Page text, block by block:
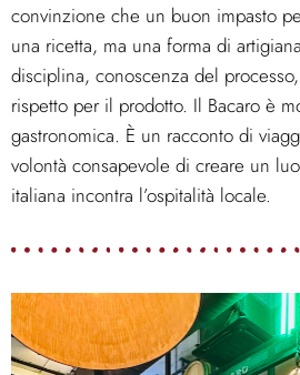
convinzione che un buon impasto
una ricetta, ma una forma di
disciplina, conoscenza del
rispetto per il prodotto. Il Bacaro è
gastronomica. È un racconto di
volontà consapevole di creare un
italiana incontra l’ospitalità locale.